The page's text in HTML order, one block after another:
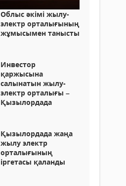
Облыс әкімі жылу-
электр орталығының
жұмысымен танысты
Инвестор
қаржысына
салынатын жылу-
электр орталығы –
Қызылордада
Қызылордада жаңа
жылу электр
орталығының
іргетасы қаланды